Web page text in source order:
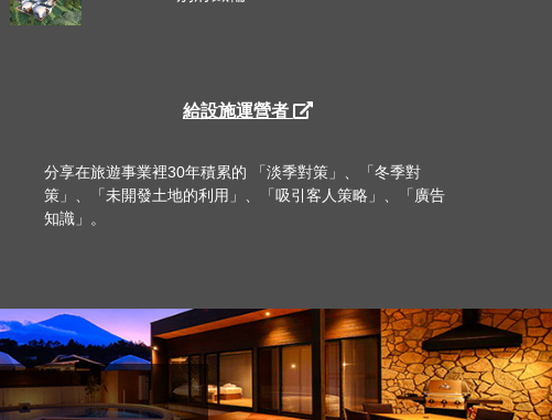
給設施運營者
分享在旅遊事業裡30年積累的 「淡季對策」、「冬季對
策」、「未開發土地的利用」、「吸引客人策略」、「廣告
知識」。